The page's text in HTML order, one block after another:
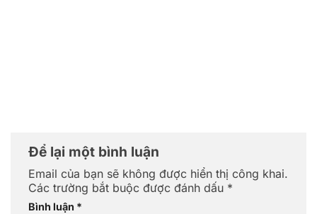
Để lại một bình luận
Email của bạn sẽ không được hiển thị công khai.
Các trường bắt buộc được đánh dấu *
Bình luận *